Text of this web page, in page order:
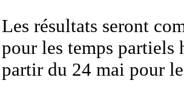
Les résultats seront
pour les temps partiels
partir du 24 mai pour